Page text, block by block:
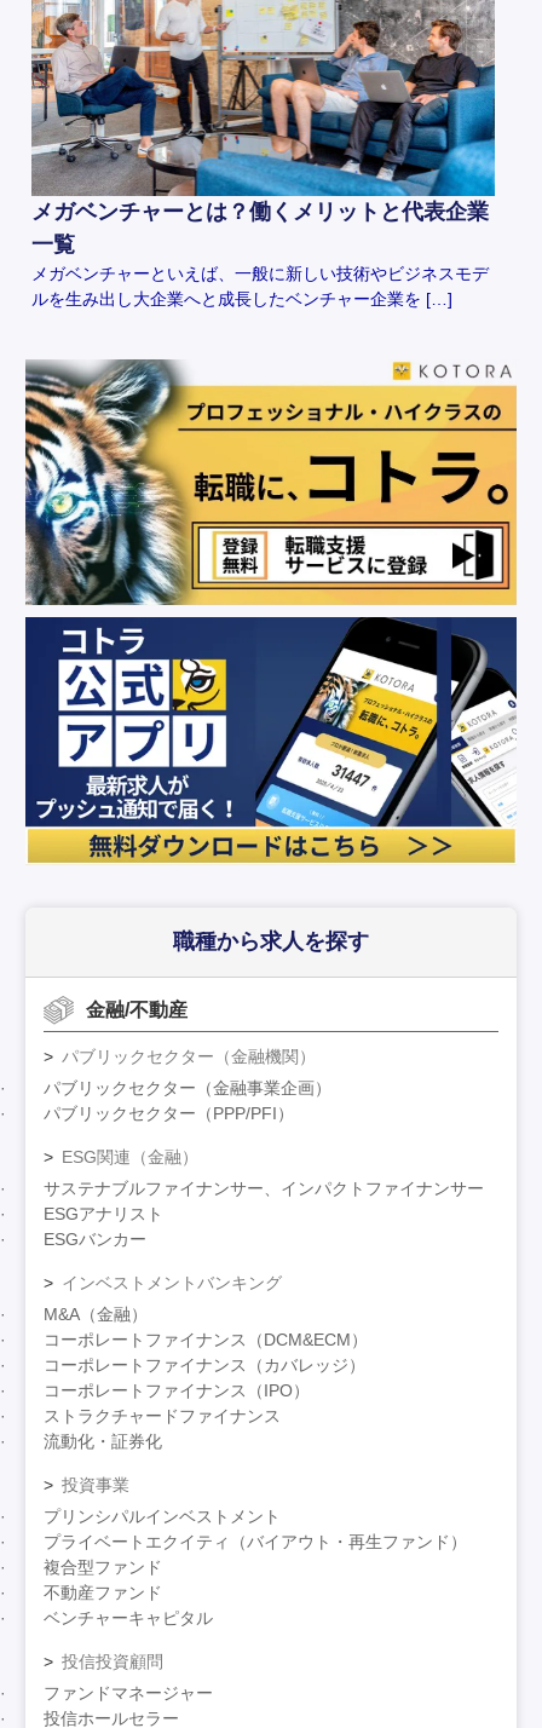
メガベンチャーとは？働くメリットと代表企業
一覧
メガベンチャーといえば、一般に新しい技術やビジネスモデ
ルを生み出し大企業へと成長したベンチャー企業を […]
職種から求人を探す
金融/不動産
パブリックセクター（金融機関）
パブリックセクター（金融事業企画）
パブリックセクター（PPP/PFI）
ESG関連（金融）
サステナブルファイナンサー、インパクトファイナンサー
ESGアナリスト
ESGバンカー
インベストメントバンキング
M&A（金融）
コーポレートファイナンス（DCM&ECM）
コーポレートファイナンス（カバレッジ）
コーポレートファイナンス（IPO）
ストラクチャードファイナンス
流動化・証券化
投資事業
プリンシパルインベストメント
プライベートエクイティ（バイアウト・再生ファンド）
複合型ファンド
不動産ファンド
ベンチャーキャピタル
投信投資顧問
ファンドマネージャー
投信ホールセラー